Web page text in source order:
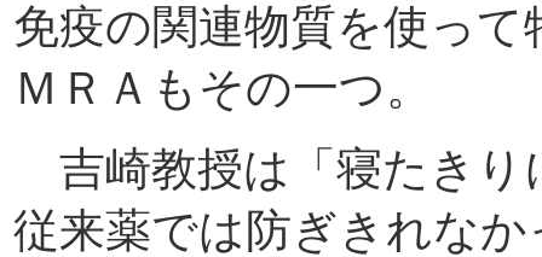
免疫の関連物質を使っ
ＭＲＡもその一つ。
吉崎教授は「寝たきり
従来薬では防ぎきれな